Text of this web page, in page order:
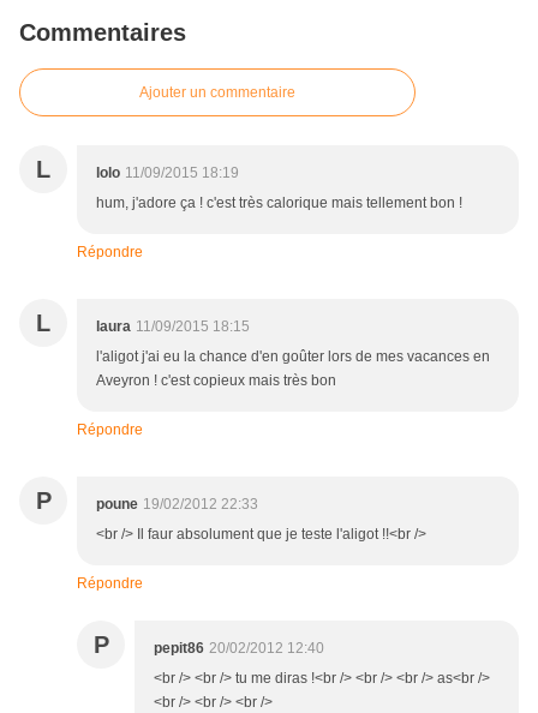
Commentaires
Ajouter un commentaire
L lolo 11/09/2015 18:19
hum, j'adore ça ! c'est très calorique mais tellement bon !
Répondre
L laura 11/09/2015 18:15
l'aligot j'ai eu la chance d'en goûter lors de mes vacances en
Aveyron ! c'est copieux mais très bon
Répondre
P poune 19/02/2012 22:33
<br /> Il faur absolument que je teste l'aligot !!<br />
Répondre
P pepit86 20/02/2012 12:40
<br /> <br /> tu me diras !<br /> <br /> <br /> as<br />
<br /> <br /> <br />